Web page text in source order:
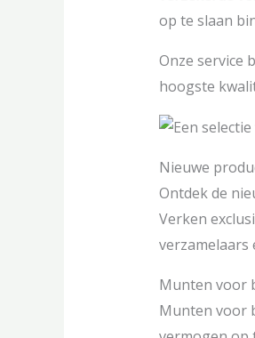
op te slaan
Onze service
hoogste
Nieuwe
Ontdek de
Verken
verzamelaars
Munten voor
Munten voor